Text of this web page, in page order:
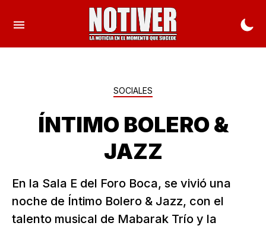
SOCIALES
ÍNTIMO BOLERO &
JAZZ
En la Sala E del Foro Boca, se vivió una
noche de Íntimo Bolero & Jazz, con el
talento musical de Mabarak Trío y la